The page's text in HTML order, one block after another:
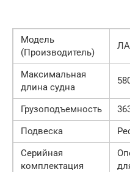
Модель
(Производитель)
Максимальная
длина судна
Грузоподъемность
Подвеска
Серийная
комплектация